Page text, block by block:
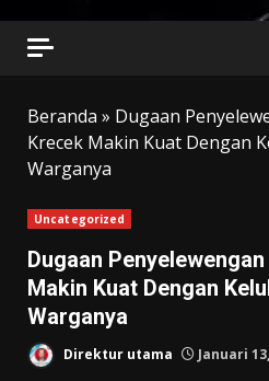
Beranda » Dugaan
Krecek Makin Kuat Dengan
Warganya
Uncategorized
Dugaan
Makin Kuat Dengan
Warganya
Direktur utama Januari